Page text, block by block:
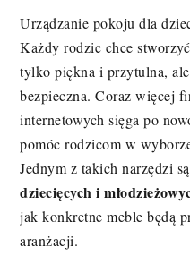
Urządzanie pokoju dla
Każdy rodzic chce
tylko piękna i przytulna,
bezpieczna. Coraz więcej
internetowych sięga po
pomóc rodzicom w
Jednym z takich narzędzi
dziecięcych i
jak konkretne meble będą
aranżacji.